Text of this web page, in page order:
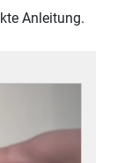
Anleitung.